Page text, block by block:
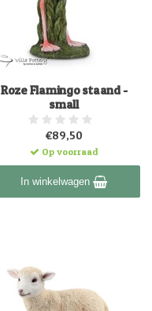
Roze Flamingo staand -
small
€89,50
Op voorraad
In winkelwagen